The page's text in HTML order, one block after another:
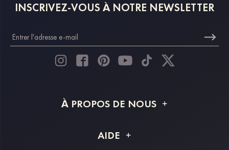
INSCRIVEZ-VOUS À NOTRE NEWSLETTER
À PROPOS DE NOUS
Livraison
AIDE